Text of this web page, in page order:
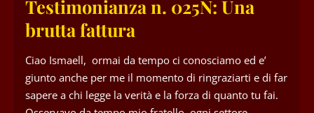
Testimonianza n. 025N: Una
brutta fattura
Ciao Ismaell, ormai da tempo ci conosciamo ed e’
giunto anche per me il momento di ringraziarti e di far
sapere a chi legge la verità e la forza di quanto tu fai.